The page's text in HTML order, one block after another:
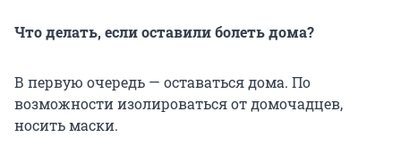
Что делать, если оставили болеть дома?
В первую очередь — оставаться дома. По
возможности изолироваться от домочадцев,
носить маски.